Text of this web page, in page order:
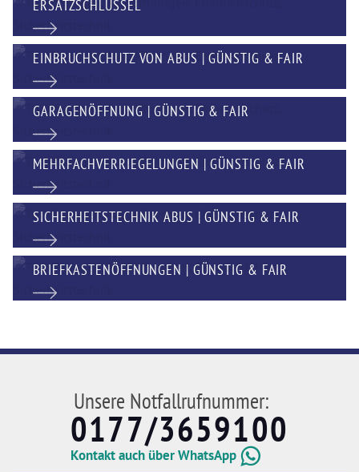
ERSATZSCHLÜSSEL
EINBRUCHSCHUTZ VON ABUS | GÜNSTIG & FAIR
GARAGENÖFFNUNG | GÜNSTIG & FAIR
MEHRFACHVERRIEGELUNGEN | GÜNSTIG & FAIR
SICHERHEITSTECHNIK ABUS | GÜNSTIG & FAIR
BRIEFKASTENÖFFNUNGEN | GÜNSTIG & FAIR
Unsere Notfallrufnummer:
0177/3659100
Kontakt auch über WhatsApp